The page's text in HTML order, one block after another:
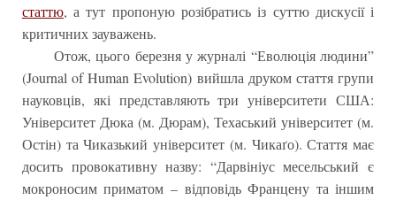
статтю, а тут пропоную розібратись із суттю дискусії і
критичних зауважень.
Отож, цього березня у журналі “Еволюція людини”
(Journal of Human Evolution) вийшла друком стаття групи
науковців, які представляють три університети США:
Університет Дюка (м. Дюрам), Техаський університет (м.
Остін) та Чиказький університет (м. Чикаґо). Стаття має
досить провокативну назву: “Дарвініус месельський є
мокроносим приматом – відповідь Францену та іншим